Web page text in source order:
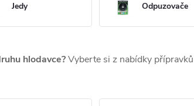
Jedy Odpuzovače
hlodavce?Vyberte si z nabídky